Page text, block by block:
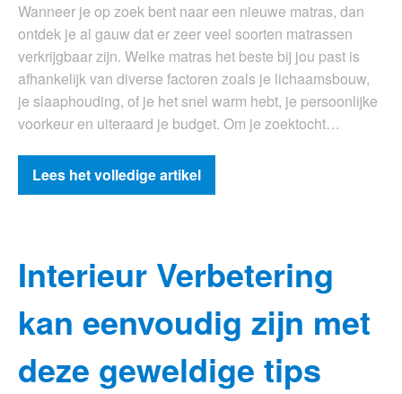
Wanneer je op zoek bent naar een nieuwe matras, dan
ontdek je al gauw dat er zeer veel soorten matrassen
verkrijgbaar zijn. Welke matras het beste bij jou past is
afhankelijk van diverse factoren zoals je lichaamsbouw,
je slaaphouding, of je het snel warm hebt, je persoonlijke
voorkeur en uiteraard je budget. Om je zoektocht…
Lees het volledige artikel
Interieur Verbetering
kan eenvoudig zijn met
deze geweldige tips